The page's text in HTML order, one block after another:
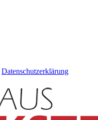
Datenschutzerklärung